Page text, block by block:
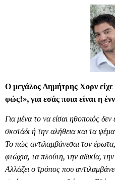
Ο μεγάλος Δημήτρης Χορν είχε
φώς!», για εσάς ποια είναι η
Για μένα το να είσαι ηθοποιός
σκοτάδι ή την αλήθεια και τα
Το πώς αντιλαμβάνεσαι τον
φτώχια, τα πλούτη, την αδικία,
Αλλάζει ο τρόπος που